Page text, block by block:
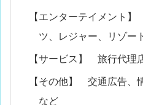
【エンターテイメント
ツ、レジャー、リゾー
【サービス】 旅行代理
【その他】 交通広告
など